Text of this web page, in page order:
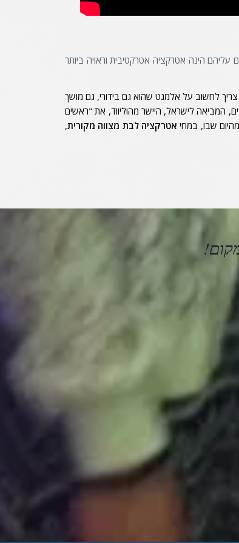
הינה אטרקציה אטרקטיבית וראויה ביותר
צריך לחשוב על אלמנט שהוא גם בידורי, גם מושך
המביאה לישראל, היישר מהוליווד, את "ראשים
שבו, במחי אטרקציה לבת מצווה מקורית,